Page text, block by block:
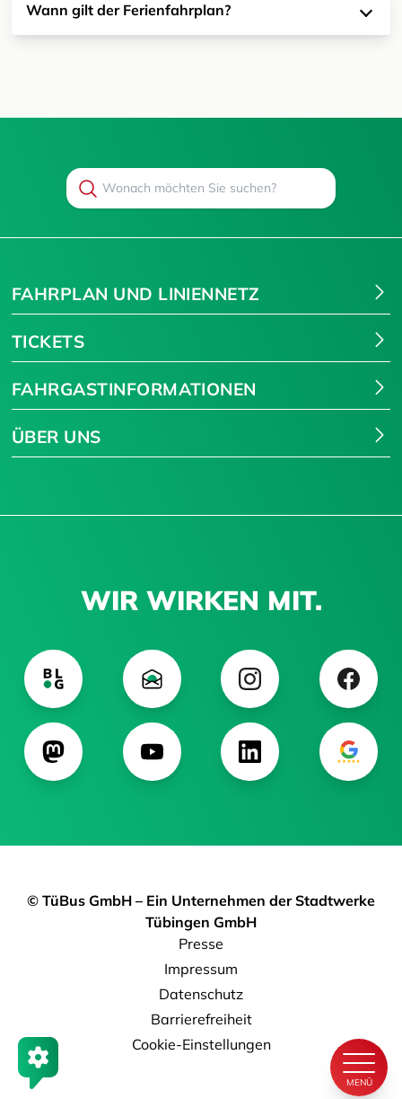
Wann gilt der Ferienfahrplan?
Search
FAHRPLAN UND LINIENNETZ
TICKETS
FAHRGASTINFORMATIONEN
ÜBER UNS
WIR WIRKEN MIT.
© TüBus GmbH – Ein Unternehmen der Stadtwerke
Tübingen GmbH
Presse
Impressum
Datenschutz
Barrierefreiheit
Cookie-Einstellungen
MENÜ